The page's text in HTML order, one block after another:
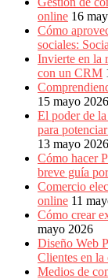
online 16
Cómo
sociales:
Invierte en la
con un CRM
15 mayo 2026
El poder de
para
13 mayo 2026
Cómo hacer
breve guía
Comercio
online 11
Cómo crear
mayo 2026
Diseño Web
Clientes en
Medios de